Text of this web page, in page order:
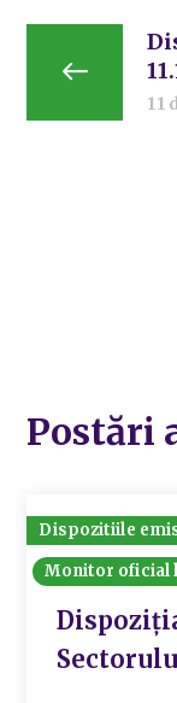
11
Postări
Dispozitiile
Monitor oficial